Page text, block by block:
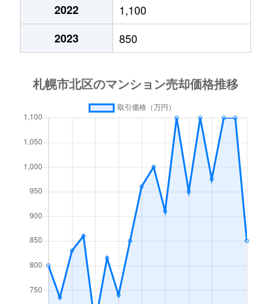
あいの里２条
550万円
あいの里２条
600万円
あいの里２条
あいの里教育大
あいの里３条
1,300万円 あいの里教育大
あいの里公園
麻生町
2,200万円 麻生
北６条西
1,200万円 札幌(ＪＲ)
北７条西
610万円
北７条西
2,300万円
北７条西
4,000万円
2022
1,100
2023
850